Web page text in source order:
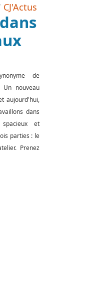
CJ'Actus
de
Un nouveau
aujourd'hui,
dans
et
parties : le
Prenez